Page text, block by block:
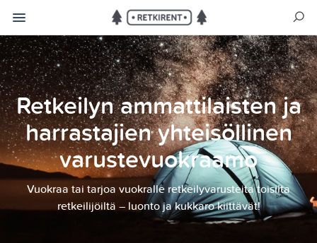
Retkeilyn ammattilaisten ja
harrastajien yhteisöllinen
varustevuokraamo
Vuokraa tai tarjoa vuokralle retkeilyvarusteita toisilta
retkeilijöiltä – luonto ja kukkaro kiittävät!